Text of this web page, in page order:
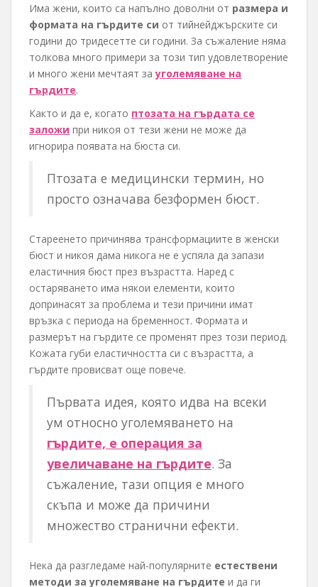
Има жени, които са напълно доволни от размера и
формата на гърдите си от тийнейджърските си
години до тридесетте си години. За съжаление няма
толкова много примери за този тип удовлетворение
и много жени мечтаят зауголемяване на
гърдите.
Както и да е, когато птозата на гърдата се
заложи при никоя от тези жени не може да
игнорира появата на бюста си.
Птозата е медицински термин, но
просто означава безформен бюст.
Стареенето причинява трансформациите в женски
бюст и никоя дама никога не е успяла да запази
еластичния бюст през възрастта. Наред с
остаряването има някои елементи, които
допринасят за проблема и тези причини имат
връзка с периода на бременност. Формата и
размерът на гърдите се променят през този период.
Кожата губи еластичността си с възрастта, а
гърдите провисват още повече.
Първата идея, която идва на всеки
ум относно уголемяването на
гърдите, е операция за
увеличаване на гърдите. За
съжаление, тази опция е много
скъпа и може да причини
множество странични ефекти.
Нека да разгледаме най-популярните естествени
методи за уголемяване на гърдите и да ги